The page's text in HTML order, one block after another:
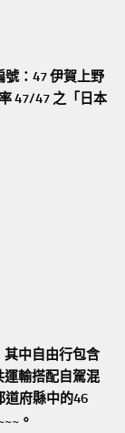
：47 伊賀上野
47/47 之「日本
中自由行包含
運輸搭配自駕混
道府縣中的46
。